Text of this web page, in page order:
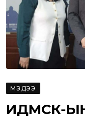
МЭДЭЭ
ИДМСК-